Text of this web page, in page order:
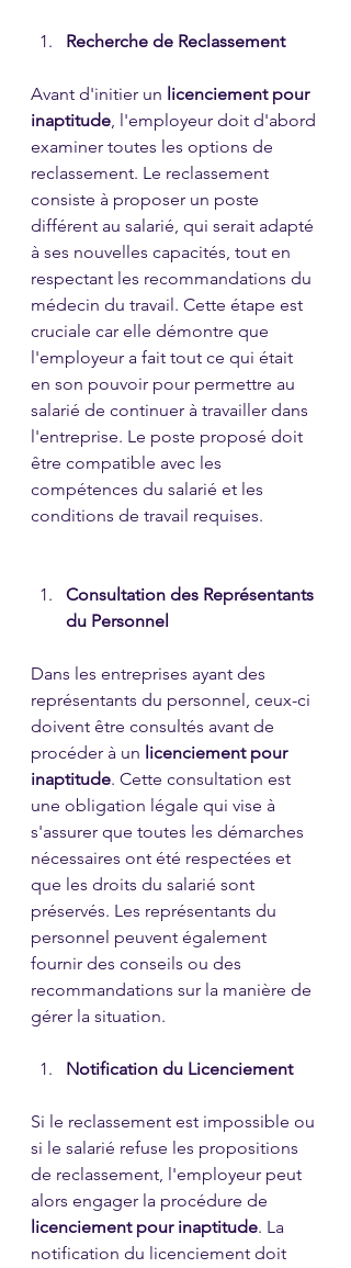
Recherche de Reclassement
Avant d'initier un licenciement pour
inaptitude, l'employeur doit d'abord
examiner toutes les options de
reclassement. Le reclassement
consiste à proposer un poste
différent au salarié, qui serait adapté
à ses nouvelles capacités, tout en
respectant les recommandations du
médecin du travail. Cette étape est
cruciale car elle démontre que
l'employeur a fait tout ce qui était
en son pouvoir pour permettre au
salarié de continuer à travailler dans
l'entreprise. Le poste proposé doit
être compatible avec les
compétences du salarié et les
conditions de travail requises.
Consultation des Représentants
du Personnel
Dans les entreprises ayant des
représentants du personnel, ceux-ci
doivent être consultés avant de
procéder à un licenciement pour
inaptitude. Cette consultation est
une obligation légale qui vise à
s'assurer que toutes les démarches
nécessaires ont été respectées et
que les droits du salarié sont
préservés. Les représentants du
personnel peuvent également
fournir des conseils ou des
recommandations sur la manière de
gérer la situation.
Notification du Licenciement
Si le reclassement est impossible ou
si le salarié refuse les propositions
de reclassement, l'employeur peut
alors engager la procédure de
licenciement pour inaptitude. La
notification du licenciement doit